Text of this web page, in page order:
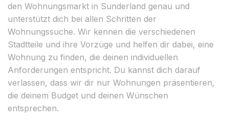
den Wohnungsmarkt in Sunderland genau und
unterstützt dich bei allen Schritten der
Wohnungssuche. Wir kennen die verschiedenen
Stadtteile und ihre Vorzüge und helfen dir dabei, eine
Wohnung zu finden, die deinen individuellen
Anforderungen entspricht. Du kannst dich darauf
verlassen, dass wir dir nur Wohnungen präsentieren,
die deinem Budget und deinen Wünschen
entsprechen.